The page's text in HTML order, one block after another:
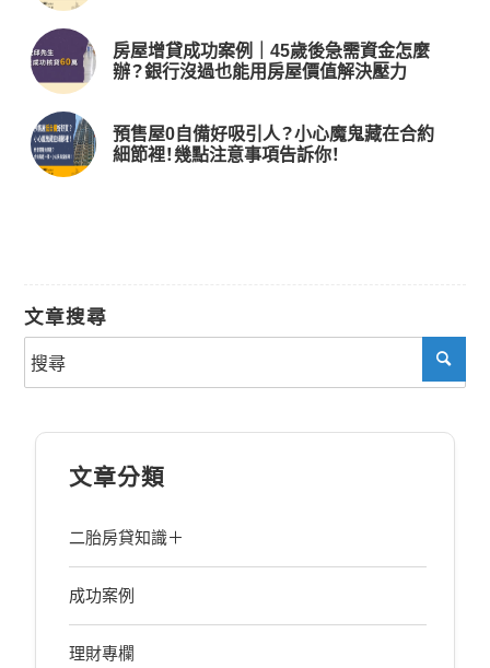
房屋增貸成功案例｜45歲後急需資金怎麼
辦？銀行沒過也能用房屋價值解決壓力
預售屋0自備好吸引人？小心魔鬼藏在合約
細節裡！幾點注意事項告訴你！
文章搜尋
文章分類
二胎房貸知識＋
成功案例
理財專欄